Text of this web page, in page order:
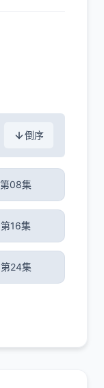
倒序
第08集
第16集
第24集